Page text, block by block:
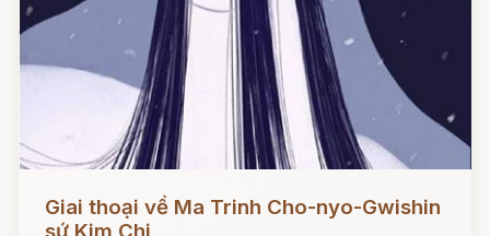
Giai thoại về Ma Trinh Cho-nyo-Gwishin